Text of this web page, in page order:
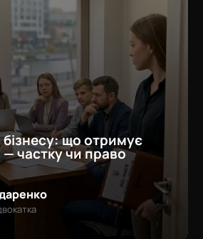
що отримує
частку чи право